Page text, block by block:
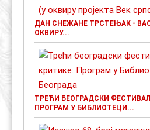
ДАН СНЕЖАНЕ ТРСТЕЊАК -
ОКВИРУ...
ТРЕЋИ БЕОГРАДСКИ
ПРОГРАМ У БИБЛИОТЕЦИ...